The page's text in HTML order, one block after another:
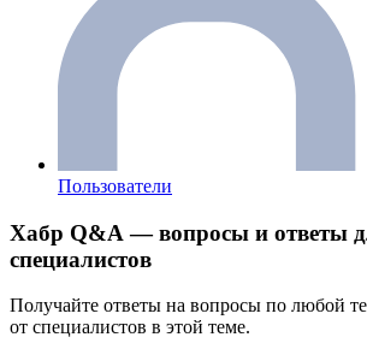
Пользователи
Хабр Q&A — вопросы и ответы
специалистов
Получайте ответы на вопросы по любой
от специалистов в этой теме.